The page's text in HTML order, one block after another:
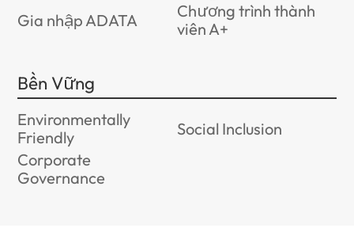
Gia nhập ADATA
Chương trình thành
viên A+
Bền Vững
Environmentally
Friendly
Social Inclusion
Corporate
Governance